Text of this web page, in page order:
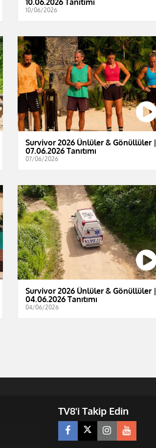
10.06.2026 Tanıtımı
10/06/2026
Survivor 2026 Ünlüler & Gönüllüler |
07.06.2026 Tanıtımı
07/06/2026
Survivor 2026 Ünlüler & Gönüllüler |
04.06.2026 Tanıtımı
04/06/2026
TV8'i Takip Edin